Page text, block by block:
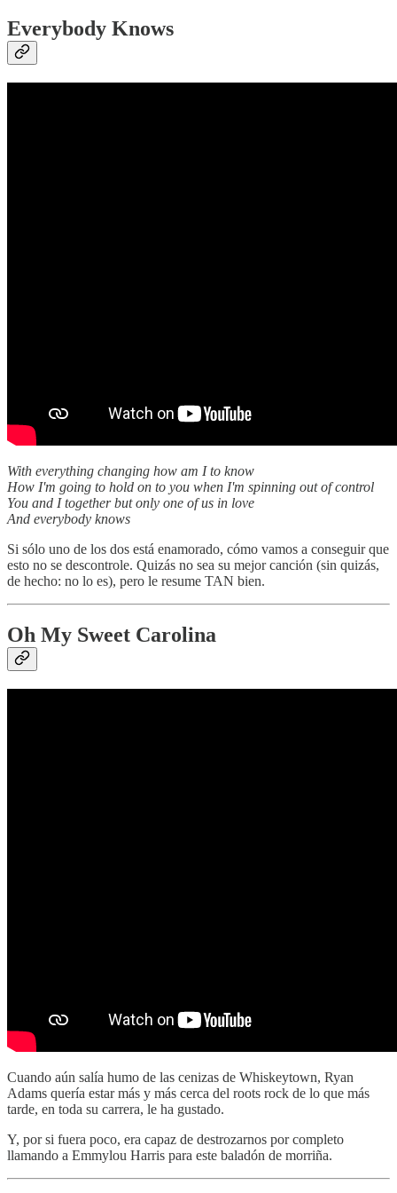
Everybody Knows
With everything changing how am I to know
How I'm going to hold on to you when I'm spinning out of control
You and I together but only one of us in love
And everybody knows
Si sólo uno de los dos está enamorado, cómo vamos a conseguir que
esto no se descontrole. Quizás no sea su mejor canción (sin quizás,
de hecho: no lo es), pero le resume TAN bien.
Oh My Sweet Carolina
Cuando aún salía humo de las cenizas de Whiskeytown, Ryan
Adams quería estar más y más cerca del roots rock de lo que más
tarde, en toda su carrera, le ha gustado.
Y, por si fuera poco, era capaz de destrozarnos por completo
llamando a Emmylou Harris para este baladón de morriña.